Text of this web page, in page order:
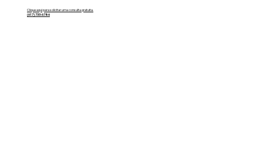
Clique aqui para solicitar uma consulta gratuita.
(617) 733-6786